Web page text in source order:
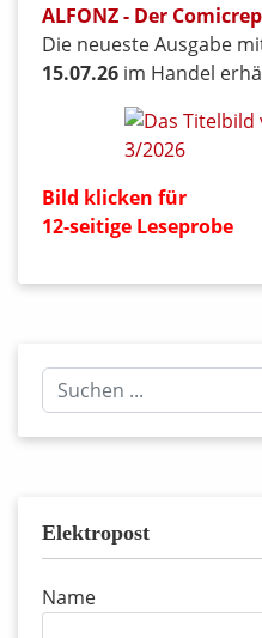
ALFONZ - Der
Die neueste Ausgabe
15.07.26 im Handel
Bild klicken für
12-seitige Leseprobe
Suchen
...
Elektropost
Name